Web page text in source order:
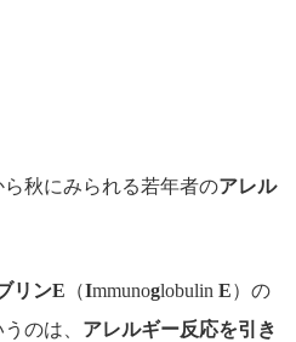
秋にみられる若年者のアレル
リンE （Immunoglobulin E）の
のは、 アレルギー反応を引き